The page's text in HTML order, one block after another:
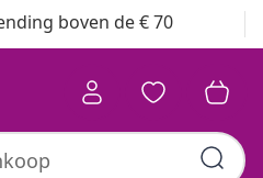
boven de € 70